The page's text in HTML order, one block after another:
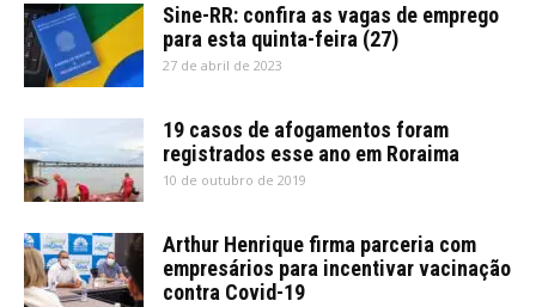
Sine-RR: confira as vagas de emprego
para esta quinta-feira (27)
27 de abril de 2023
19 casos de afogamentos foram
registrados esse ano em Roraima
10 de outubro de 2019
Arthur Henrique firma parceria com
empresários para incentivar vacinação
contra Covid-19